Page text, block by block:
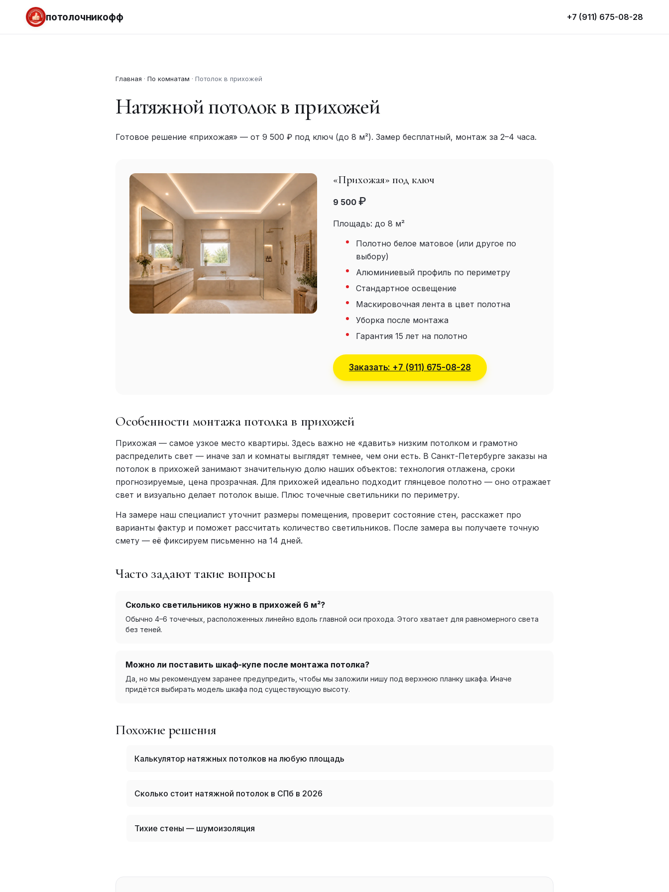
потолочникофф +7 (911) 675-08-28
Главная · По комнатам · Потолок в прихожей
Натяжной потолок в прихожей
Готовое решение «прихожая» — от 9 500 ₽ под ключ (до 8 м²). Замер бесплатный, монтаж за 2–4 часа.
«Прихожая» под ключ
9 500₽
Площадь: до 8 м²
Полотно белое матовое (или другое по
выбору)
Алюминиевый профиль по периметру
Стандартное освещение
Маскировочная лента в цвет полотна
Уборка после монтажа
Гарантия 15 лет на полотно
Заказать: +7 (911) 675-08-28
Особенности монтажа потолка в прихожей
Прихожая — самое узкое место квартиры. Здесь важно не «давить» низким потолком и грамотно
распределить свет — иначе зал и комнаты выглядят темнее, чем они есть. В Санкт-Петербурге заказы на
потолок в прихожей занимают значительную долю наших объектов: технология отлажена, сроки
прогнозируемые, цена прозрачная. Для прихожей идеально подходит глянцевое полотно — оно отражает
свет и визуально делает потолок выше. Плюс точечные светильники по периметру.
На замере наш специалист уточнит размеры помещения, проверит состояние стен, расскажет про
варианты фактур и поможет рассчитать количество светильников. После замера вы получаете точную
смету — её фиксируем письменно на 14 дней.
Часто задают такие вопросы
Сколько светильников нужно в прихожей 6 м²?
Обычно 4–6 точечных, расположенных линейно вдоль главной оси прохода. Этого хватает для равномерного света
без теней.
Можно ли поставить шкаф-купе после монтажа потолка?
Да, но мы рекомендуем заранее предупредить, чтобы мы заложили нишу под верхнюю планку шкафа. Иначе
придётся выбирать модель шкафа под существующую высоту.
Похожие решения
Калькулятор натяжных потолков на любую площадь
Сколько стоит натяжной потолок в СПб в 2026
Тихие стены — шумоизоляция